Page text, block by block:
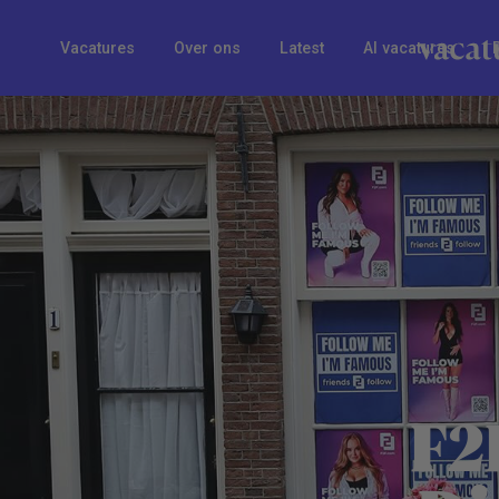
Vacatures Over ons Latest AI vacatures